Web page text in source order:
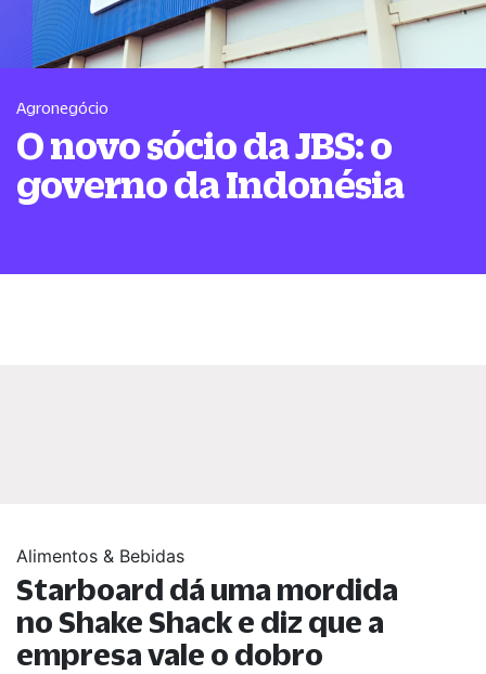
Agronegócio
O novo sócio da JBS: o
governo da Indonésia
Alimentos & Bebidas
Starboard dá uma mordida
no Shake Shack e diz que a
empresa vale o dobro